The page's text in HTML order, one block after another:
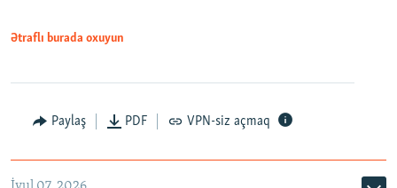
Ətraflı burada oxuyun
Paylaş PDF VPN-siz açmaq